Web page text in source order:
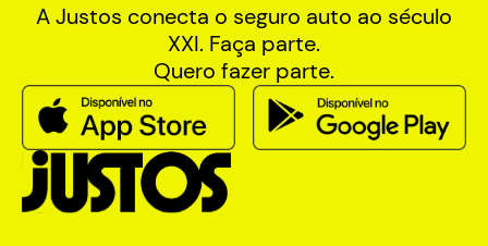
A Justos conecta o seguro auto ao século
XXI. Faça parte.
Quero fazer parte.